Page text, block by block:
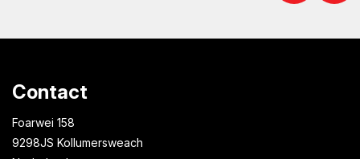
Contact
Foarwei 158
9298JS Kollumersweach